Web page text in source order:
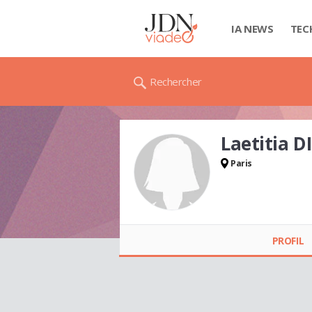
IA NEWS
Rechercher
Laetitia
Paris
PROFIL